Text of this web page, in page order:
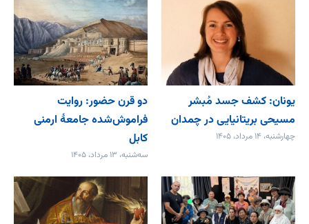
یونان: کشف جسد مُبشر
مسیحی بریتانیایی در چمدان
چهارشنبه، ۱۴ مرداد، ۱۴۰۵
دو قرن حضور: روایت
فراموش‌شده جامعۀ ارمنی
کابل
سه‌شنبه، ۱۳ مرداد، ۱۴۰۵